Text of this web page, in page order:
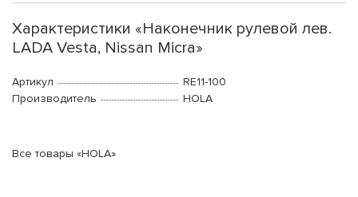
Характеристики «Наконечник рулевой лев.
LADA Vesta, Nissan Micra»
Артикул
RE11-100
Производитель
HOLA
Все товары «HOLA»